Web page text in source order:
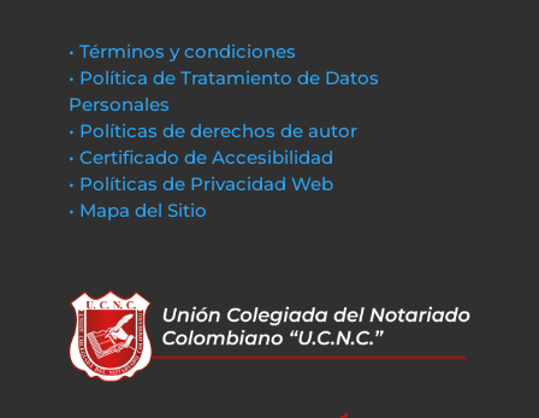
• Términos y condiciones
• Política de Tratamiento de Datos
Personales
• Políticas de derechos de autor
• Certificado de Accesibilidad
• Políticas de Privacidad Web
• Mapa del Sitio